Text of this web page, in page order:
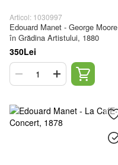
Articol: 1030997
Edouard Manet - George Moore
în Grădina Artistului, 1880
350Lei